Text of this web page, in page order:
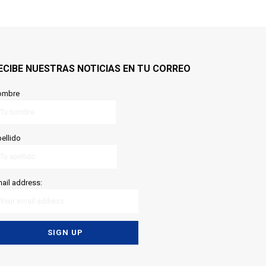
NUESTRAS NOTICIAS EN TU CORREO
address: